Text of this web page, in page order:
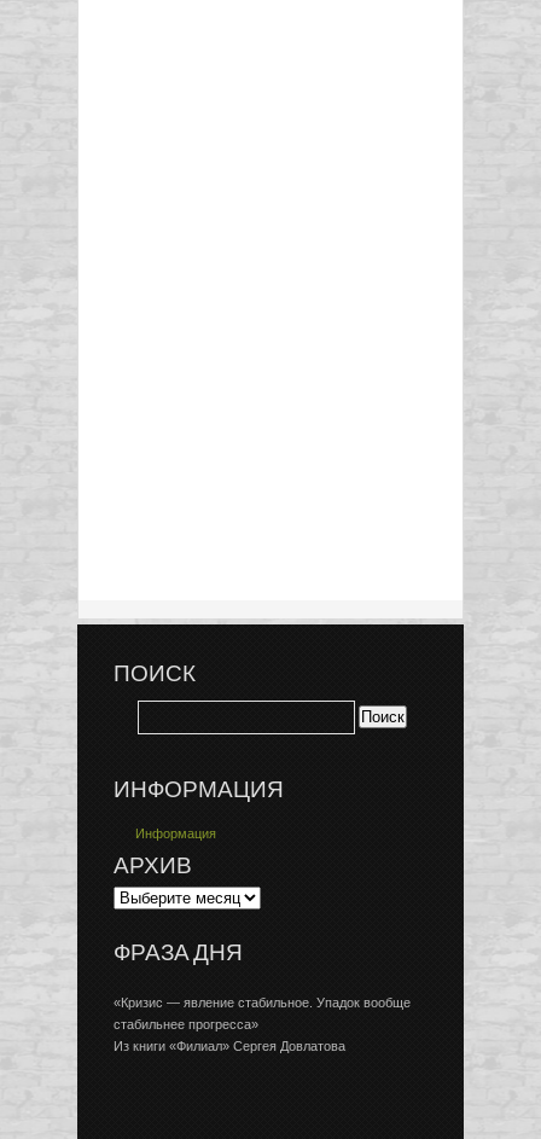
ПОИСК
ИНФОРМАЦИЯ
Информация
АРХИВ
ФРАЗА ДНЯ
«Кризис — явление стабильное. Упадок вообще
стабильнее прогресса»
Из книги «Филиал» Сергея Довлатова